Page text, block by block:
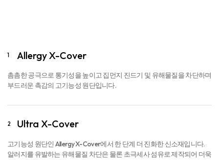
1 Allergy X-Cover
촘촘한 공극으로 통기성을 높이고 집먼지 진드기 및 유해물질을 차단하며
부드러운 촉감의 고기능성 원단입니다.
2 Ultra X-Cover
고기능성 원단인 Allergy X-Cover에서 한 단계 더 진화한 신소재입니다.
알러지를 유발하는 유해물질 차단은 물론 초극세사 섬유로 제작되어 더욱